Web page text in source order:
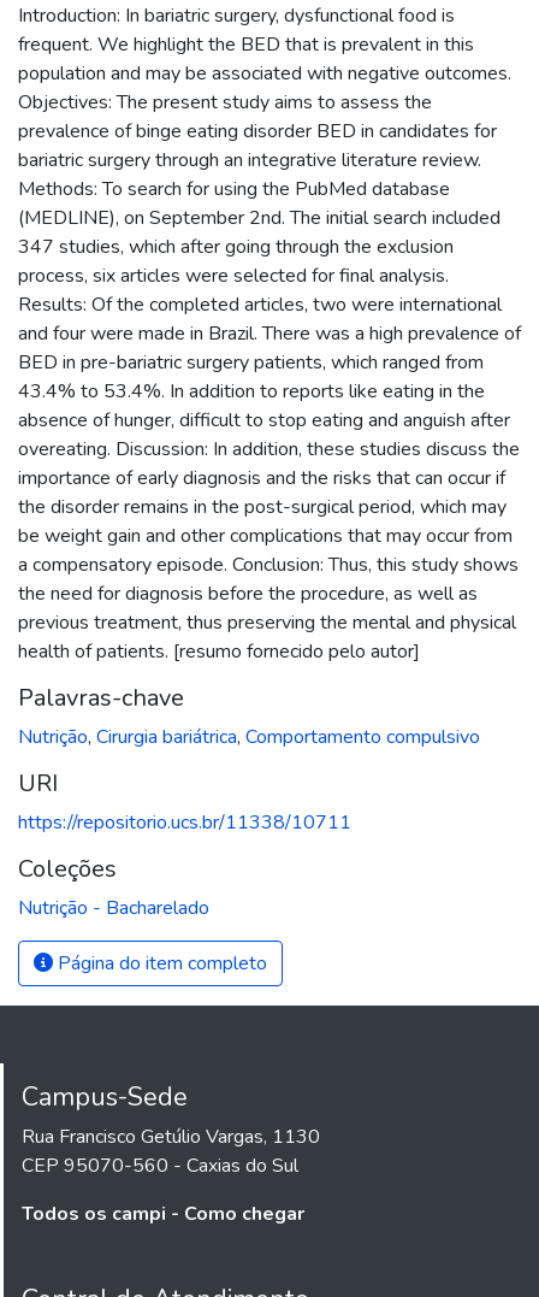
Introduction: In bariatric surgery, dysfunctional food is
frequent. We highlight the BED that is prevalent in this
population and may be associated with negative outcomes.
Objectives: The present study aims to assess the
prevalence of binge eating disorder BED in candidates for
bariatric surgery through an integrative literature review.
Methods: To search for using the PubMed database
(MEDLINE), on September 2nd. The initial search included
347 studies, which after going through the exclusion
process, six articles were selected for final analysis.
Results: Of the completed articles, two were international
and four were made in Brazil. There was a high prevalence of
BED in pre-bariatric surgery patients, which ranged from
43.4% to 53.4%. In addition to reports like eating in the
absence of hunger, difficult to stop eating and anguish after
overeating. Discussion: In addition, these studies discuss the
importance of early diagnosis and the risks that can occur if
the disorder remains in the post-surgical period, which may
be weight gain and other complications that may occur from
a compensatory episode. Conclusion: Thus, this study shows
the need for diagnosis before the procedure, as well as
previous treatment, thus preserving the mental and physical
health of patients. [resumo fornecido pelo autor]
Palavras-chave
Nutrição, Cirurgia bariátrica, Comportamento compulsivo
URI
https://repositorio.ucs.br/11338/10711
Coleções
Nutrição - Bacharelado
Página do item completo
Campus-Sede
Rua Francisco Getúlio Vargas, 1130
CEP 95070-560 - Caxias do Sul
Todos os campi - Como chegar